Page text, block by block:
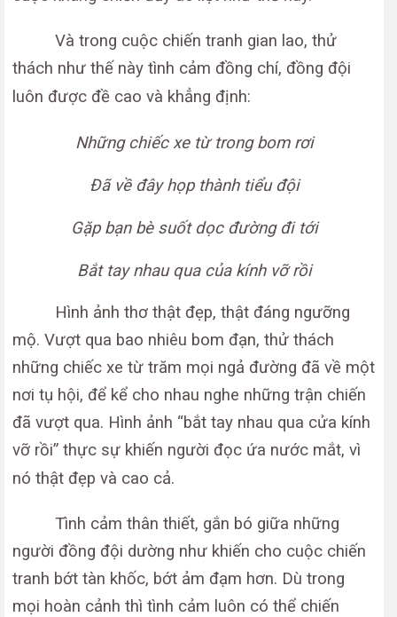
Và trong cuộc chiến tranh gian lao, thử
thách như thế này tình cảm đồng chí, đồng đội
luôn được đề cao và khẳng định:
Những chiếc xe từ trong bom rơi
Đã về đây họp thành tiểu đội
Gặp bạn bè suốt dọc đường đi tới
Bắt tay nhau qua của kính vỡ rồi
Hình ảnh thơ thật đẹp, thật đáng ngưỡng
mộ. Vượt qua bao nhiêu bom đạn, thử thách
những chiếc xe từ trăm mọi ngả đường đã về một
nơi tụ hội, để kể cho nhau nghe những trận chiến
đã vượt qua. Hình ảnh “bắt tay nhau qua cửa kính
vỡ rồi” thực sự khiến người đọc ứa nước mắt, vì
nó thật đẹp và cao cả.
Tình cảm thân thiết, gắn bó giữa những
người đồng đội dường như khiến cho cuộc chiến
tranh bớt tàn khốc, bớt ảm đạm hơn. Dù trong
mọi hoàn cảnh thì tình cảm luôn có thể chiến